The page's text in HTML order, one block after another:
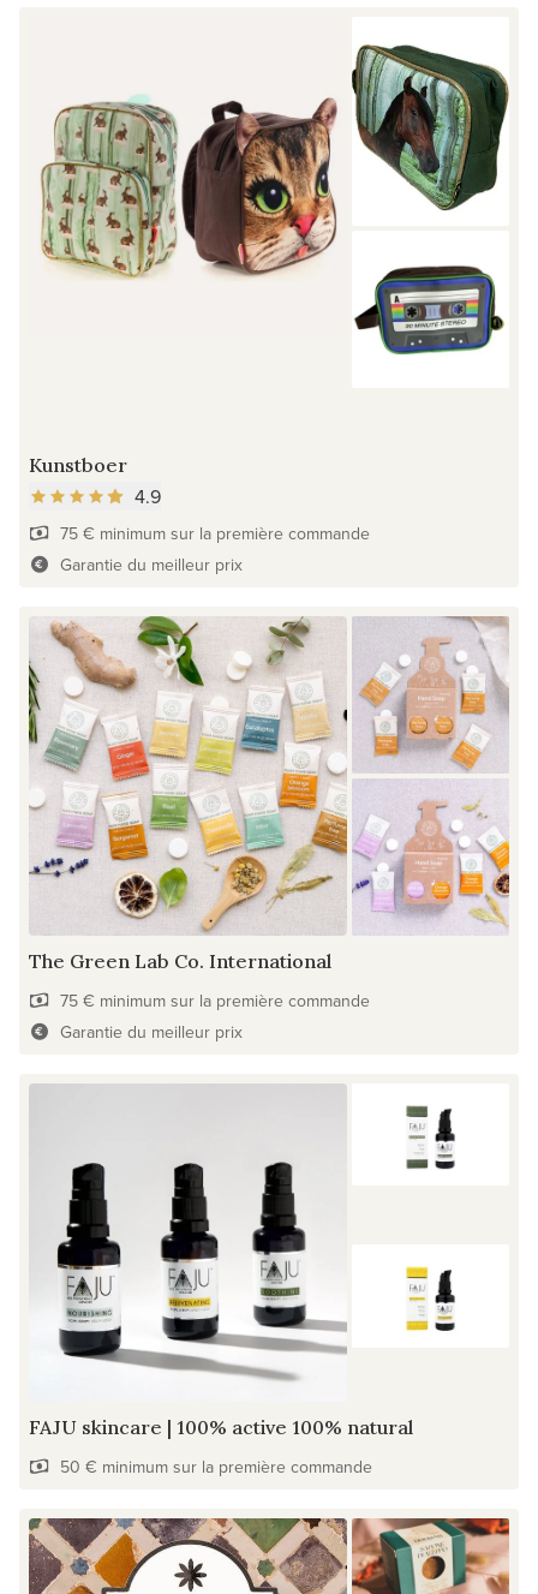
Kunstboer
4.9
75 € minimum sur la première commande
Garantie du meilleur prix
The Green Lab Co. International
75 € minimum sur la première commande
Garantie du meilleur prix
FAJU skincare | 100% active 100% natural
50 € minimum sur la première commande